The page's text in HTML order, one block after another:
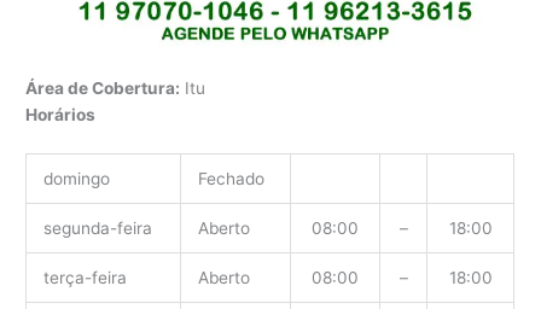
Área de Cobertura: Itu
Horários
domingo Fechado
segunda-feira Aberto 08:00 – 18:00
terça-feira Aberto 08:00 – 18:00